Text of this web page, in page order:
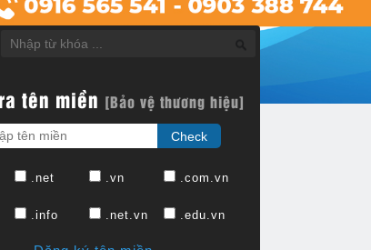
tên miền [Bảo vệ thương hiệu]
.net .vn .com.vn
.info .net.vn .edu.vn